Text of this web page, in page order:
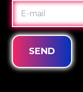
E-
MAIL
SEND